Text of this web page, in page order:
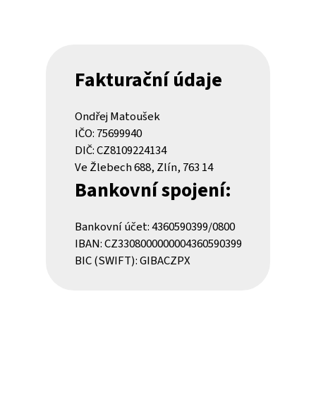
Fakturační údaje
Ondřej Matoušek
IČO: 75699940
DIČ: CZ8109224134
Ve Žlebech 688, Zlín, 763 14
Bankovní spojení:
Bankovní účet: 4360590399/0800
IBAN: CZ3308000000004360590399
BIC (SWIFT): GIBACZPX